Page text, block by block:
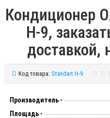
Кондиционер
H-9,
доставкой,
Код товара: Standart H-9
Производитель -
Площадь -